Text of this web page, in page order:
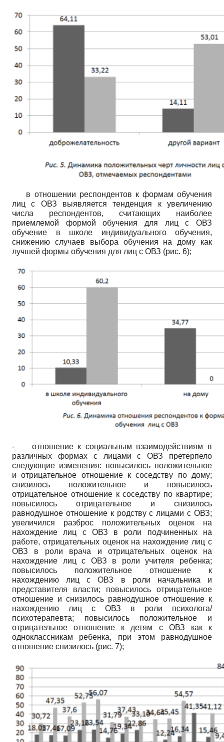
в отношении респондентов к формам обучения
лиц с ОВЗ выявляется тенденция к увеличению
числа респондентов, считающих наиболее
приемлемой формой обучения для лиц с ОВЗ
обучение в школе индивидуального обучения,
снижению случаев выбора обучения на дому как
лучшей формы обучения для лиц с ОВЗ (рис. 6);
- отношение к социальным взаимодействиям в
различных формах с лицами с ОВЗ претерпело
следующие изменения: повысилось положительное
и отрицательное отношение к соседству по дому;
снизилось положительное и повысилось
отрицательное отношение к соседству по квартире;
повысилось отрицательное и снизилось
равнодушное отношение к родству с лицами с ОВЗ;
увеличился разброс положительных оценок на
нахождение лиц с ОВЗ в роли подчиненных на
работе, отрицательных оценок на нахождение лиц с
ОВЗ в роли врача и отрицательных оценок на
нахождение лиц с ОВЗ в роли учителя ребенка;
повысилось положительное отношение к
нахождению лиц с ОВЗ в роли начальника и
представителя власти; повысилось отрицательное
отношение и снизилось равнодушное отношение к
нахождению лиц с ОВЗ в роли психолога/
психотерапевта; повысилось положительное и
отрицательное отношение к детям с ОВЗ как к
одноклассникам ребенка, при этом равнодушное
отношение снизилось (рис. 7);